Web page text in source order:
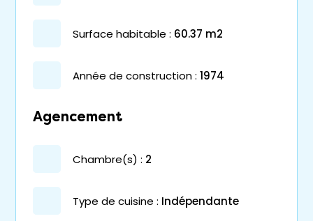
surface habitable : 60.37 m2
année de construction : 1974
Agencement
chambre(s) : 2
Type de cuisine : Indépendante